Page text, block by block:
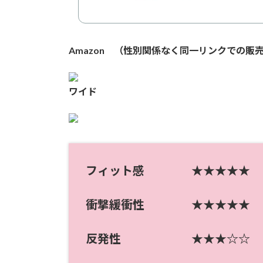
Amazon （性別関係なく同一リンクでの販
ワイド
フィット感 ★★★★★
衝撃緩衝性 ★★★★★
反発性 ★★★☆☆